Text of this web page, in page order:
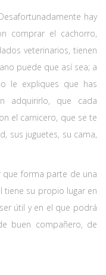
hay
comprar el cachorro,
veterinarios, tienen
puede que así sea; a
le expliques que has
adquirirlo, que cada
el carnicero, que se te
sus juguetes, su cama,
que forma parte de una
tiene su propio lugar en
útil y en el que podrá
buen compañero, de